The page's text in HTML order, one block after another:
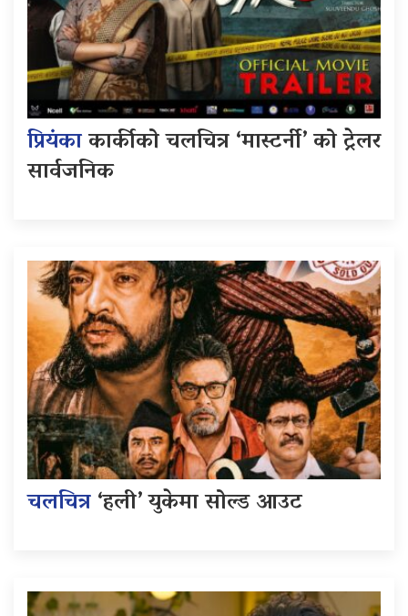
प्रियंकाकार्कीको चलचित्र ‘मास्टर्नी’ को ट्रेलर
सार्वजनिक
चलचित्र‘हली’ युकेमा सोल्ड आउट